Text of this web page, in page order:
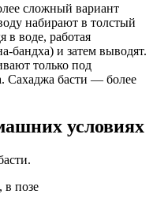
сложный вариант
набирают в толстый
в воде, работая
и затем выводят.
только под
Сахаджа басти — более
условиях
в позе